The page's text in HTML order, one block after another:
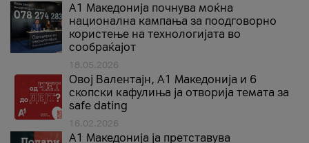
A1 Македонија почнува моќна
национална кампања за поодговорно
користење на технологијата во
сообраќајот
18.05.2026
Овој Валентајн, A1 Македонија и 6
скопски кафулиња ја отворија темата за
safe dating
16.02.2026
А1 Македонија ја претставува